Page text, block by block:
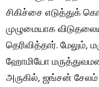
சிகிச்சை எடுத்துக்
முழுமையாக
தெரிவித்தார்.
ஹோமியோ
அருகில், ஜங்சன்